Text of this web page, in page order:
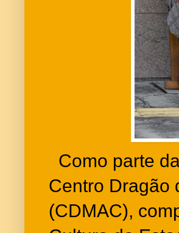
Como parte
Centro Dragão
(CDMAC),